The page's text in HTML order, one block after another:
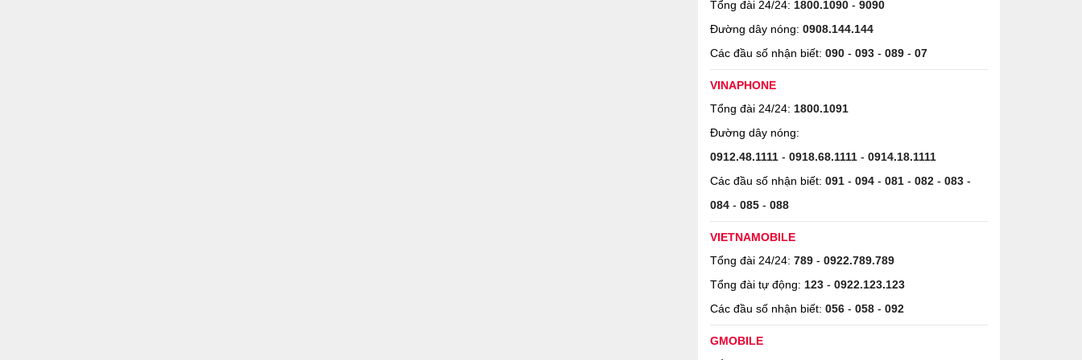
Tổng đài 24/24: 1800.1090 - 9090
Đường dây nóng: 0908.144.144
Các đầu số nhận biết: 090 - 093 - 089 - 07
VINAPHONE
Tổng đài 24/24: 1800.1091
Đường dây nóng:
0912.48.1111 - 0918.68.1111 - 0914.18.1111
Các đầu số nhận biết: 091 - 094 - 081 - 082 - 083 -
084 - 085 - 088
VIETNAMOBILE
Tổng đài 24/24: 789 - 0922.789.789
Tổng đài tự động: 123 - 0922.123.123
Các đầu số nhận biết: 056 - 058 - 092
GMOBILE